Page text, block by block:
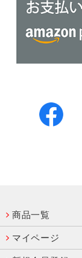
商品一覧
マイページ